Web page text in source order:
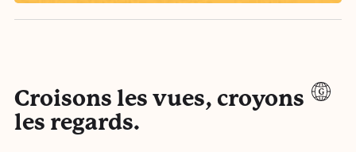
Croisons les vues, croyons
les regards.